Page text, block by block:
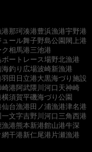
港那珂湊港豊浜漁港宇野港
ュール舞子野島公園閖上港
相馬港三池港
ボートレース場野北漁港
海釣り広場波崎新漁港
羽田 日立港大黒海づり施設
崎港阿武隈川河口 天神崎
横須賀平磯海づり公園
仙台漁港田ノ浦漁港津名港
文字吉野川河口 三角西港
漁港熊本新港館山港牛深
網干港新仁尾港 片瀬漁港